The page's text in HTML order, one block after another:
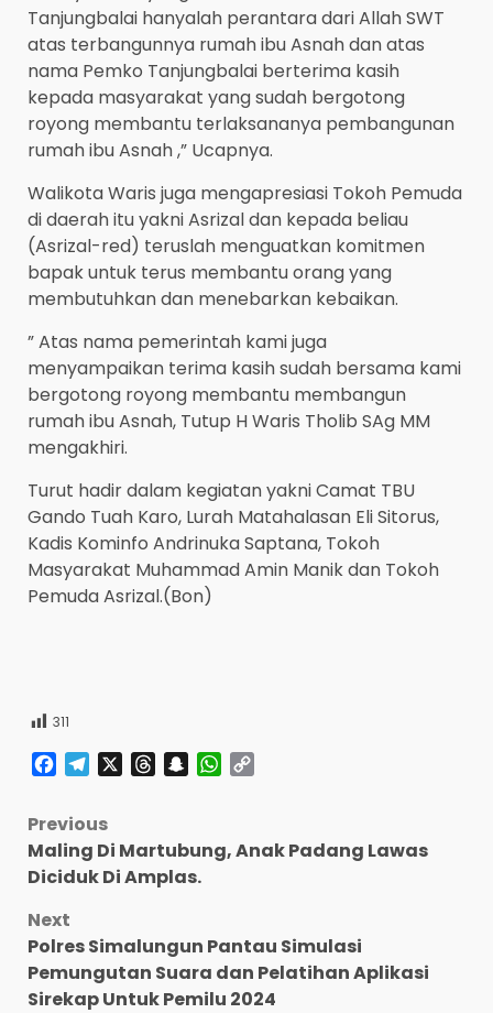
Tanjungbalai hanyalah perantara dari Allah SWT
atas terbangunnya rumah ibu Asnah dan atas
nama Pemko Tanjungbalai berterima kasih
kepada masyarakat yang sudah bergotong
royong membantu terlaksananya pembangunan
rumah ibu Asnah ,” Ucapnya.
Walikota Waris juga mengapresiasi Tokoh Pemuda
di daerah itu yakni Asrizal dan kepada beliau
(Asrizal-red) teruslah menguatkan komitmen
bapak untuk terus membantu orang yang
membutuhkan dan menebarkan kebaikan.
” Atas nama pemerintah kami juga
menyampaikan terima kasih sudah bersama kami
bergotong royong membantu membangun
rumah ibu Asnah, Tutup H Waris Tholib SAg MM
mengakhiri.
Turut hadir dalam kegiatan yakni Camat TBU
Gando Tuah Karo, Lurah Matahalasan Eli Sitorus,
Kadis Kominfo Andrinuka Saptana, Tokoh
Masyarakat Muhammad Amin Manik dan Tokoh
Pemuda Asrizal.(Bon)
311
Facebook
TelegramThreadsSnapchatWhatsApp
Post
navigation
Previous
Maling Di Martubung, Anak Padang Lawas
Diciduk Di Amplas.
Next
Polres Simalungun Pantau Simulasi
Pemungutan Suara dan Pelatihan Aplikasi
Sirekap Untuk Pemilu 2024